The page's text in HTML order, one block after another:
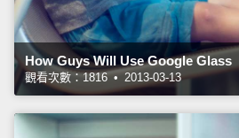
How Guys Will Use Google Glass
觀看次數：1816 • 2013-03-13